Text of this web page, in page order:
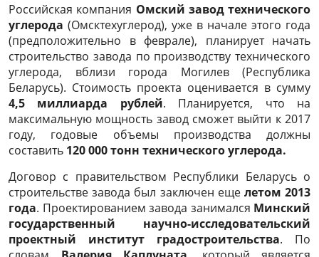
Российская компания Омский завод технического
углерода (Омсктехуглерод), уже в начале этого года
(предположительно в феврале), планирует начать
строительство завода по производству технического
углерода, вблизи города Могилев (Республика
Беларусь). Стоимость проекта оценивается в сумму
4,5 миллиарда рублей. Планируется, что на
максимальную мощность завод сможет выйти к 2017
году, годовые объемы производства должны
составить 120 000 тонн технического углерода.
Договор с правительством Республики Беларусь о
строительстве завода был заключен еще летом 2013
года. Проектированием завода занимался Минский
государственный научно-исследовательский
проектный институт градостроительства. По